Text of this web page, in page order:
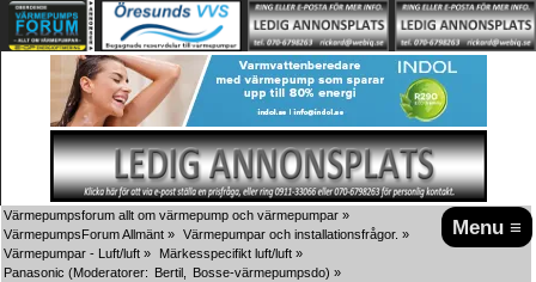
Menu ≡
Värmepumpsforum allt om värmepump och värmepumpar »
VärmepumpsForum Allmänt » Värmepumpar och installationsfrågor. »
Värmepumpar - Luft/luft » Märkesspecifikt luft/luft »
Panasonic (Moderatorer: Bertil Bosse-värmepumpsdo) »